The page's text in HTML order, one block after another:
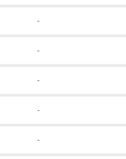
-
-
-
-
-